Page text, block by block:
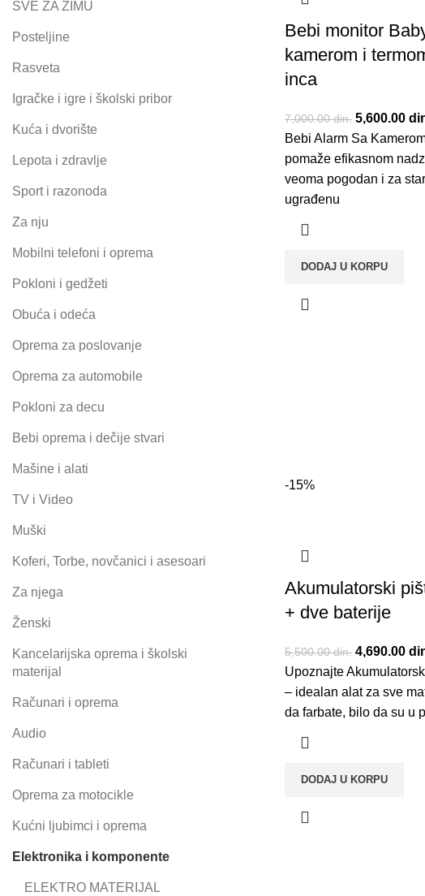
SVE ZA ZIMU
Posteljine
Rasveta
Igračke i igre i školski pribor
Kuća i dvorište
Lepota i zdravlje
Sport i razonoda
Za nju
Mobilni telefoni i oprema
Pokloni i gedžeti
Obuća i odeća
Oprema za poslovanje
Oprema za automobile
Pokloni za decu
Bebi oprema i dečije stvari
Mašine i alati
TV i Video
Muški
Koferi, Torbe, novčanici i asesoari
Za njega
Ženski
Kancelarijska oprema i školski
materijal
Računari i oprema
Audio
Računari i tableti
Oprema za motocikle
Kućni ljubimci i oprema
Elektronika i komponente
ELEKTRO MATERIJAL
Bebi monitor
kamerom i
inca
7,000.00din. Originalna
7,000.00
5,600.00
Bebi Alarm Sa
pomaže efikasnom
veoma pogodan i za
ugrađenu
DODAJ U KORPU
-15%
Akumulatorski
+ dve baterije
5,500.00din. Originalna
5,500.00
4,690.00
Upoznajte
– idealan alat za sve
da farbate, bilo da su u
DODAJ U KORPU